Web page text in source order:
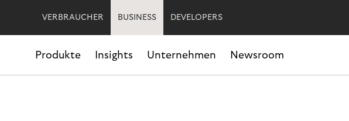
VERBRAUCHER BUSINESS DEVELOPERS
Produkte Insights Unternehmen Newsroom